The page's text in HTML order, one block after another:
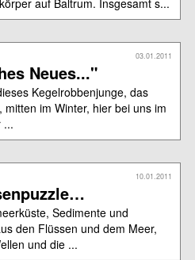
03.01.2011
Neues..."
Kegelrobbenjunge, das
mitten im Winter, hier bei uns im
...
10.01.2011
Sedimente und
den Flüssen und dem Meer,
und die ...